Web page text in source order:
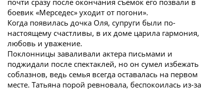
почти сразу после окончания съемок его позвали в
боевик «Мерседес» уходит от погони».
Когда появилась дочка Оля, супруги были по-
настоящему счастливы, в их доме царила гармония,
любовь и уважение.
Поклонницы заваливали актера письмами и
поджидали после спектаклей, но он сумел избежать
соблазнов, ведь семья всегда оставалась на первом
месте. Татьяна порой ревновала, беспокоилась из-за